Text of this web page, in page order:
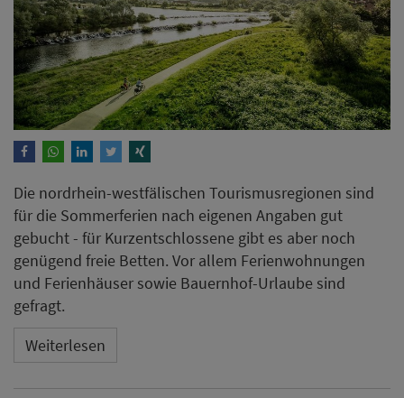
Die nordrhein-westfälischen Tourismusregionen sind
für die Sommerferien nach eigenen Angaben gut
gebucht - für Kurzentschlossene gibt es aber noch
genügend freie Betten. Vor allem Ferienwohnungen
und Ferienhäuser sowie Bauernhof-Urlaube sind
gefragt.
Weiterlesen